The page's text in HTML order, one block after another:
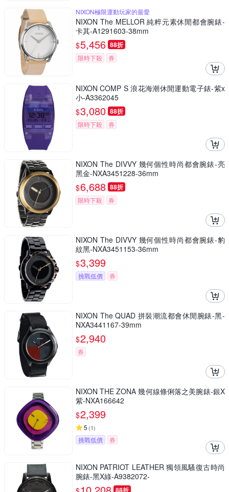
NIXON極限運動玩家的最愛
NIXON The MELLOR 純粹元素休閒都會腕錶-
卡其-A1291603-38mm
$5,456 88折
限時下殺 券
NIXON COMP S 浪花海潮休閒運動電子錶-紫x
小-A3362045
$3,080 88折
限時下殺 券
NIXON The DIVVY 幾何個性時尚都會腕錶-亮
黑金-NXA3451228-36mm
$6,688 88折
限時下殺 券
NIXON The DIVVY 幾何個性時尚都會腕錶-豹
紋黑-NXA3451153-36mm
$3,399
挑戰低價 券
NIXON The QUAD 拼裝潮流都會休閒腕錶-黑-
NXA3441167-39mm
$2,940
券
NIXON THE ZONA 幾何線條俐落之美腕錶-銀X
紫-NXA166642
$2,399
5 (1)
挑戰低價 券
NIXON PATRIOT LEATHER 獨領風騷復古時尚
腕錶-黑X綠-A9382072-
88折